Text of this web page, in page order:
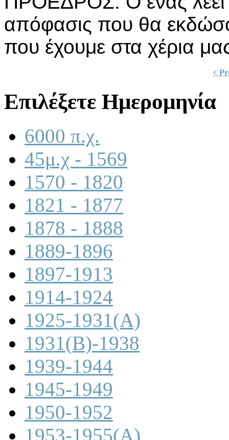
απόφασις που θα
που έχουμε στα χέρια
<
Επιλέξετε Ημερομηνία
6000 π.χ.
45μ.χ - 1569
1570 - 1820
1821 - 1877
1878 - 1888
1889-1896
1897-1913
1914-1924
1925-1931(A)
1931(B)-1938
1939-1944
1945-1949
1950-1952
1953-1955(A)